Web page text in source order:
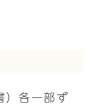
）各一部ず